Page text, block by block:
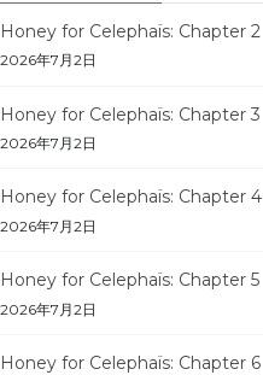
Honey for Celephaïs: Chapter 2
2026年7月2日
Honey for Celephaïs: Chapter 3
2026年7月2日
Honey for Celephaïs: Chapter 4
2026年7月2日
Honey for Celephaïs: Chapter 5
2026年7月2日
Honey for Celephaïs: Chapter 6